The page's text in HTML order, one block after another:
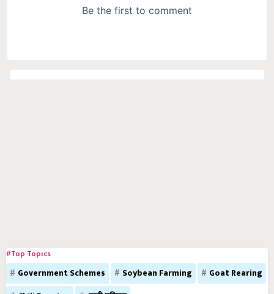
#Top Topics
Government Schemes Soybean Farming
Goat Rearing